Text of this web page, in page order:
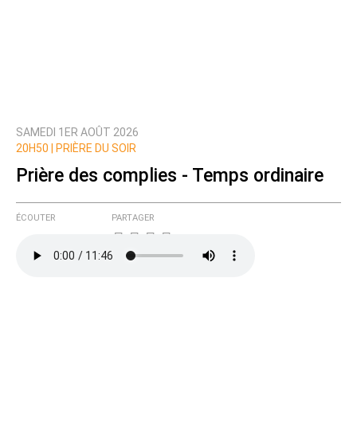
Prévenez-moi de tous les nouveaux commentaires
SAMEDI 1ER AOÛT 2026
20H50 |
PRIÈRE DU SOIR
Prière des complies - Temps ordinaire
ÉCOUTER PARTAGER